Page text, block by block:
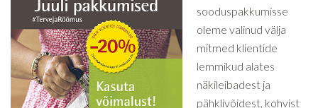
sooduspakkumisse
oleme valinud välja
mitmed klientide
lemmikud alates
näkileibadest ja
pähklivõidest, kohvist